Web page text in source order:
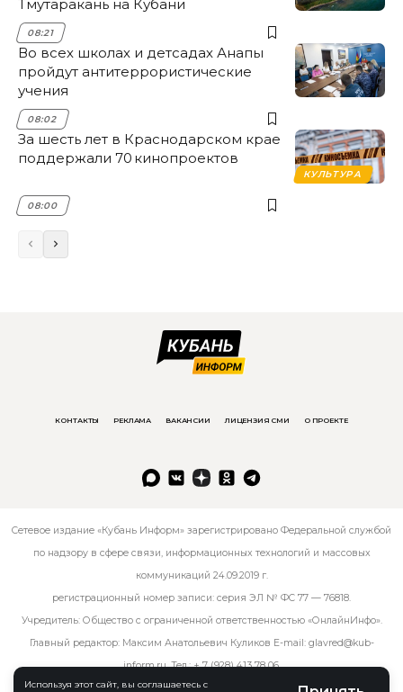
Используя этот сайт, вы соглашаетесь с
Тмутаракань на Кубани
08:21
Во всех школах и детсадах Анапы
пройдут антитеррористические
учения
08:02
КУЛЬТУРА
За шесть лет в Краснодарском крае
поддержали 70 кинопроектов
08:00
КОНТАКТЫ РЕКЛАМА ВАКАНСИИ ЛИЦЕНЗИЯ СМИ О ПРОЕКТЕ
Сетевое издание «Кубань Информ» зарегистрировано Федеральной службой
по надзору в сфере связи, информационных технологий и массовых
коммуникаций 24.09.2019 г.
регистрационный номер записи: серия ЭЛ № ФС 77 — 76818.
Учредитель: Общество с ограниченной ответственностью «ОнлайнИнфо».
Главный редактор: Максим Анатольевич Куликов E-mail: glavred@kub-
inform.ru. Тел.:+ 7 (928) 413 78 06.